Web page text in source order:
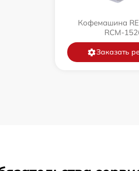
Кофемашина
RCM-
Заказать